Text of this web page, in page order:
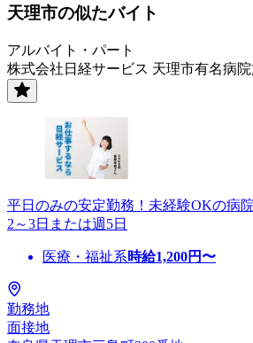
天理市の似たバイト
アルバイト・パート
株式会社日経サービス 天理市有名病院
平日のみの安定勤務！未経験OKの病
2～3日または週5日
医療・福祉系時給1,200円〜
勤務地
面接地